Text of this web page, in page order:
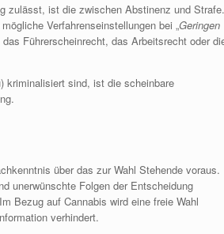
zulässt, ist die zwischen Abstinenz und Strafe.
Verfahrenseinstellungen bei „Geringen
Führerscheinrecht, das Arbeitsrecht oder
kriminalisiert sind, ist die scheinbare
über das zur Wahl Stehende voraus.
unerwünschte Folgen der Entscheidung
Bezug auf Cannabis wird eine freie Wahl
verhindert.